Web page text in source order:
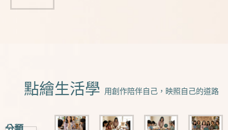
🧿點繪生活學 用創作陪伴自己，映照自己的道路